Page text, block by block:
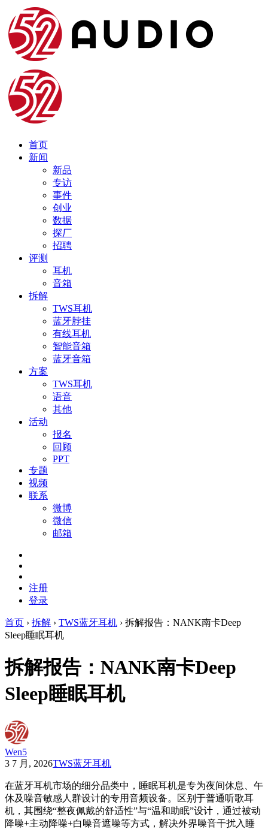
首页
新闻
新品
专访
事件
创业
数据
探厂
招聘
评测
耳机
音箱
拆解
TWS耳机
蓝牙脖挂
有线耳机
智能音箱
蓝牙音箱
方案
TWS耳机
语音
其他
活动
报名
回顾
PPT
专题
视频
联系
微博
微信
邮箱
注册
登录
首页 › 拆解 › TWS蓝牙耳机 › 拆解报告：NANK南卡Deep
Sleep睡眠耳机
拆解报告：NANK南卡Deep
Sleep睡眠耳机
Wen5
3 7 月, 2026TWS蓝牙耳机
在蓝牙耳机市场的细分品类中，睡眠耳机是专为夜间休息、午
休及噪音敏感人群设计的专用音频设备。区别于普通听歌耳
机，其围绕“整夜佩戴的舒适性”与“温和助眠”设计，通过被动
降噪+主动降噪+白噪音遮噪等方式，解决外界噪音干扰入睡